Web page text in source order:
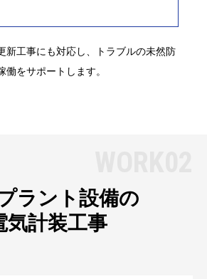
新工事にも対応し、トラブルの未然防
働をサポートします。
ラント設備の
気計装工事